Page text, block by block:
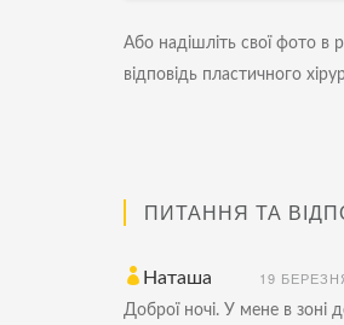
Або надішліть свої фото в
відповідь пластичного
ПИТАННЯ ТА
Наташа 19
Доброї ночі. У мене в зоні